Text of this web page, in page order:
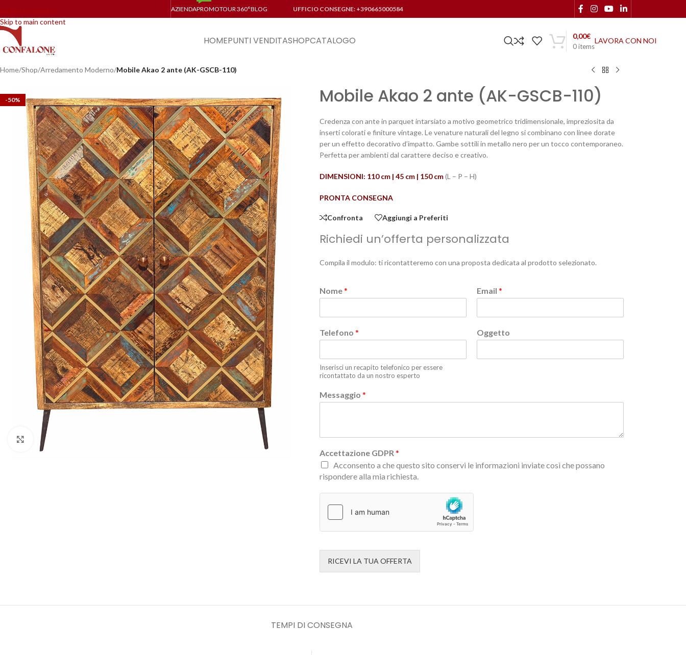
Skip to main content
AZIENDAPROMOTOUR 360°BLOG UFFICIO CONSEGNE: +390665000584
HOMEPUNTI VENDITASHOPCATALOGO 0items
0,00€
LAVORA CON NOI
Home/Shop/Arredamento Moderno/Mobile Akao 2 ante (AK-GSCB-110)
-50%
Click to enlarge
Mobile Akao 2 ante (AK-GSCB-110)
Credenza con ante in parquet intarsiato a motivo geometrico tridimensionale, impreziosita da
inserti colorati e finiture vintage. Le venature naturali del legno si combinano con linee dorate
per un effetto decorativo d’impatto. Gambe sottili in metallo nero per un tocco contemporaneo.
Perfetta per ambienti dal carattere deciso e creativo.
DIMENSIONI: 110 cm | 45 cm | 150 cm(L – P – H)
PRONTA CONSEGNA
Confronta Aggiungi a Preferiti
Richiedi un’offerta personalizzata
Compila il modulo: ti ricontatteremo con una proposta dedicata al prodotto selezionato.
Nome* Email *
Telefono *
Inserisci un recapito telefonico per essere
ricontattato da un nostro esperto
Oggetto
Messaggio *
Accettazione GDPR *
Acconsento a che questo sito conservi le informazioni inviate così che possano
rispondere alla mia richiesta.
RICEVI LA TUA OFFERTA
TEMPI DI CONSEGNA